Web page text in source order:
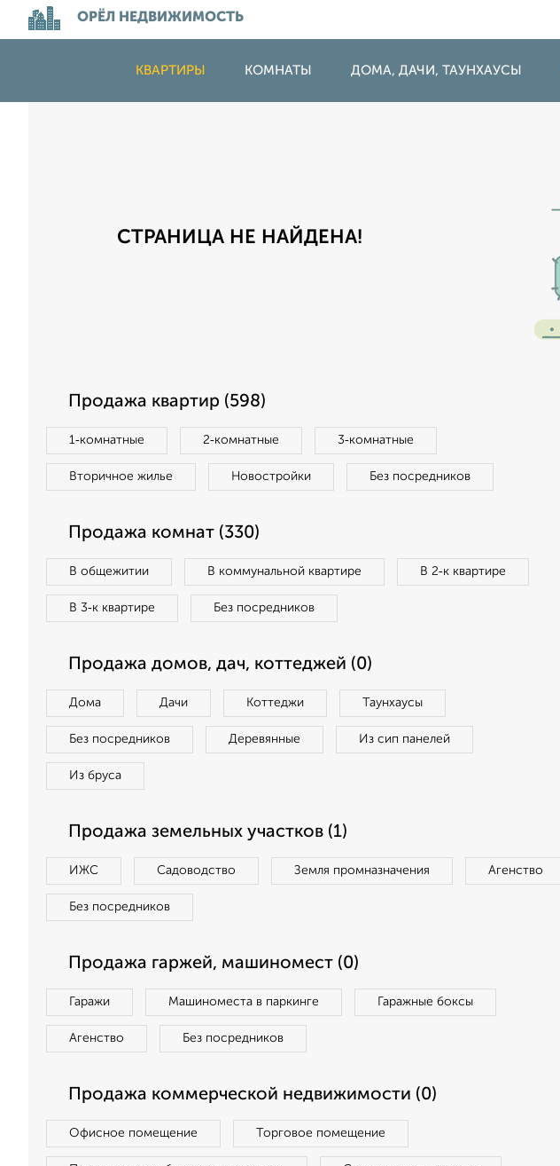
ОРЁЛ НЕДВИЖИМОСТЬ
КВАРТИРЫ КОМНАТЫ ДОМА, ДАЧИ, ТАУНХАУСЫ
СТРАНИЦА НЕ НАЙДЕНА!
Продажа квартир (598)
1‑комнатные 2‑комнатные 3‑комнатные
Вторичное жилье Новостройки Без посредников
Продажа комнат (330)
В общежитии В коммунальной квартире В 2‑к квартире
В 3‑к квартире Без посредников
Продажа домов, дач, коттеджей (0)
Дома Дачи Коттеджи Таунхаусы
Без посредников Деревянные Из сип панелей
Из бруса
Продажа земельных участков (1)
ИЖС Садоводство Земля промназначения Агенство
Без посредников
Продажа гаржей, машиномест (0)
Гаражи Машиноместа в паркинге Гаражные боксы
Агенство Без посредников
Продажа коммерческой недвижимости (0)
Офисное помещение Торговое помещение